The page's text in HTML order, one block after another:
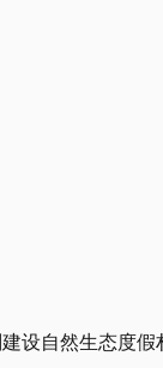
设自然生态